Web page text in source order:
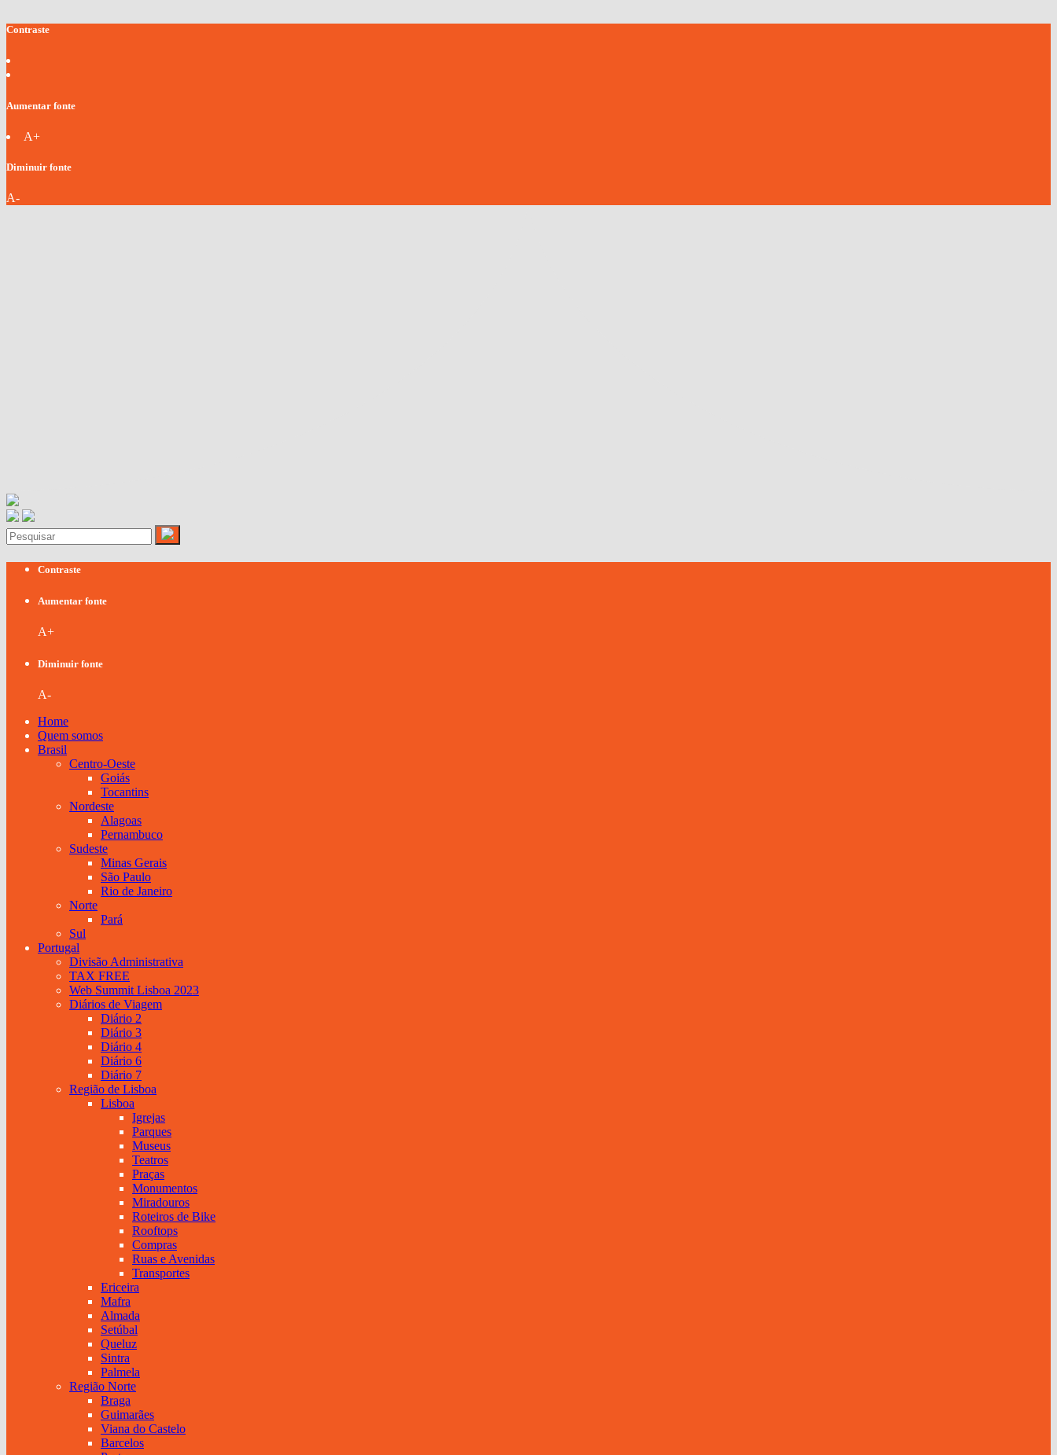
Contraste
Aumentar fonte
A+
Diminuir fonte
A-
Contraste
Aumentar fonte
A+
Diminuir fonte
A-
Home
Quem somos
Brasil
Centro-Oeste
Goiás
Tocantins
Nordeste
Alagoas
Pernambuco
Sudeste
Minas Gerais
São Paulo
Rio de Janeiro
Norte
Pará
Sul
Portugal
Divisão Administrativa
TAX FREE
Web Summit Lisboa 2023
Diários de Viagem
Diário 2
Diário 3
Diário 4
Diário 6
Diário 7
Região de Lisboa
Lisboa
Igrejas
Parques
Museus
Teatros
Praças
Monumentos
Miradouros
Roteiros de Bike
Rooftops
Compras
Ruas e Avenidas
Transportes
Ericeira
Mafra
Almada
Setúbal
Queluz
Sintra
Palmela
Região Norte
Braga
Guimarães
Viana do Castelo
Barcelos